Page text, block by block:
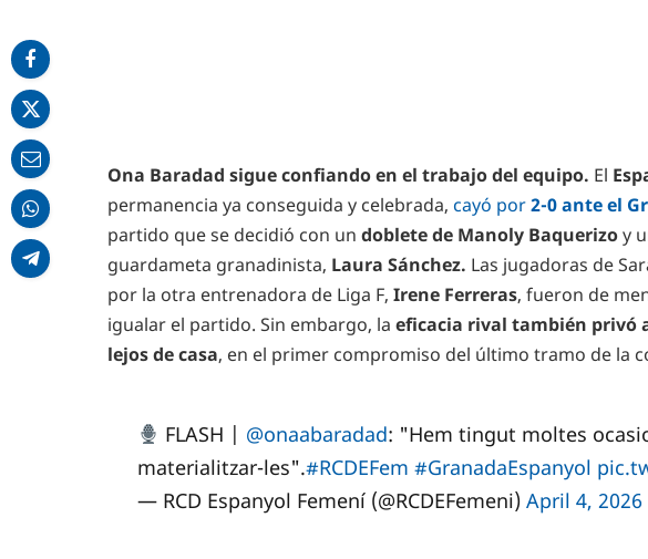
Ona Baradad sigue confiando en el trabajo del equipo. El
permanencia ya conseguida y celebrada, cayó por2-0 ante el
partido que se decidió con un doblete de Manoly Baquerizoy
guardameta granadinista, Laura Sánchez. Las jugadoras de
por la otra entrenadora de Liga F, Irene Ferreras, fueron de
igualar el partido. Sin embargo, la eficacia rival también privó
lejos de casa, en el primer compromiso del último tramo de la
FLASH | @onaabaradad: "Hem tingut moltes
materialitzar-les".#RCDEFem #GranadaEspanyol
— RCD Espanyol Femení (@RCDEFemeni) April 4, 2026